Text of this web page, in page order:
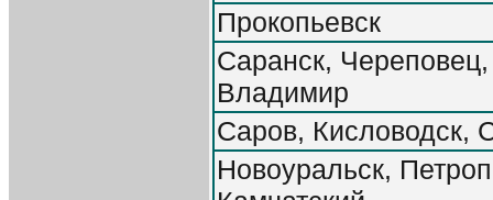
Прокопьевск
Саранск,
Владимир
Саров, Кисловодск,
Новоуральск,